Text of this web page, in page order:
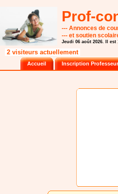
Prof-
--- Annonces de
--- et soutien
Jeudi 06 août 2026. Il est
2 visiteurs actuellement
Accueil Inscription